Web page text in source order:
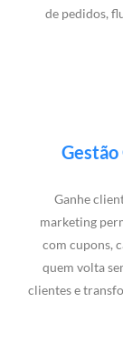
de pedidos,
Ganhe
marketing
com cupons,
quem volta
clientes e